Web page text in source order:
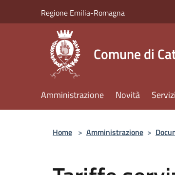
Regione Emilia-Romagna
Comune di
Amministrazione Novità Servizi
Home > Amministrazione >